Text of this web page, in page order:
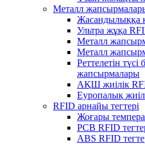
Металл
Жасандылыққа
Ультра жұқа
Металл
Металл
Реттелетін
жапсырмалары
АҚШ жиілік
Еуропалық
RFID арнайы тегтері
Жоғары
PCB RFID
ABS RFID